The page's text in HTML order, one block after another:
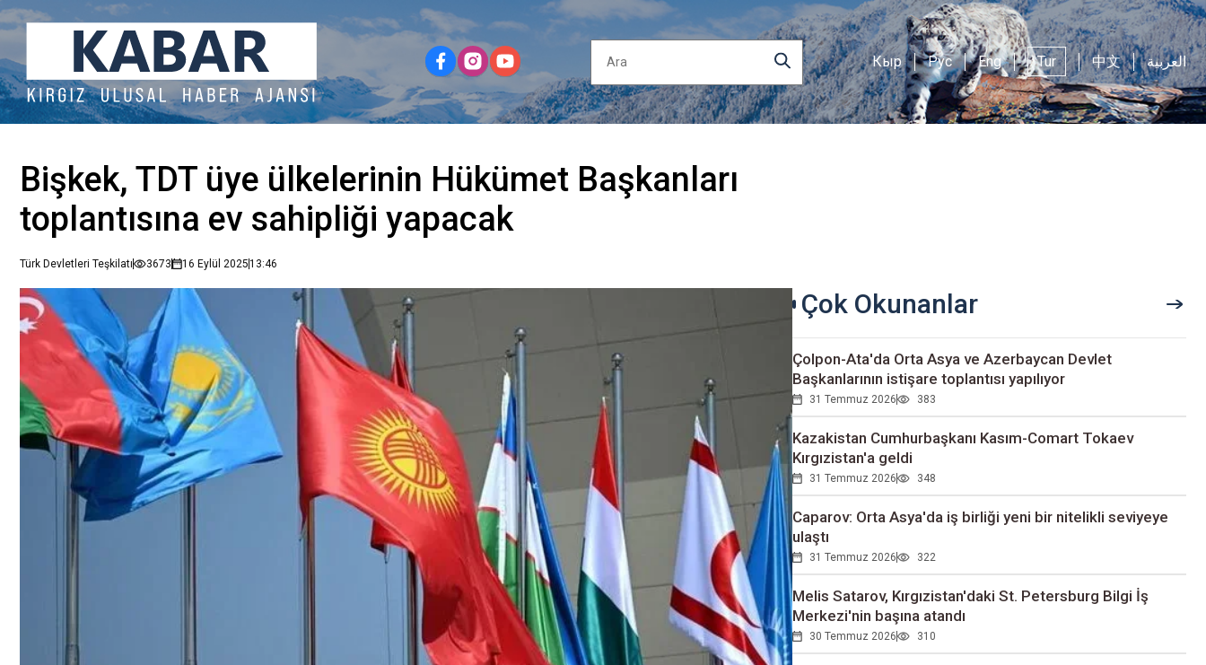
Кыр Рус Eng Tur 中文 العربية
Bişkek, TDT üye ülkelerinin Hükümet Başkanları
toplantısına ev sahipliği yapacak
Türk Devletleri Teşkilatı 3673 16 Eylül 202513:46
Çok Okunanlar
Çolpon-Ata'da Orta Asya ve Azerbaycan Devlet
Başkanlarının istişare toplantısı yapılıyor
31 Temmuz 2026 383
Kazakistan Cumhurbaşkanı Kasım-Comart Tokaev
Kırgızistan'a geldi
31 Temmuz 2026 348
Caparov: Orta Asya'da iş birliği yeni bir nitelikli seviyeye
ulaştı
31 Temmuz 2026 322
Melis Satarov, Kırgızistan'daki St. Petersburg Bilgi İş
Merkezi'nin başına atandı
30 Temmuz 2026 310